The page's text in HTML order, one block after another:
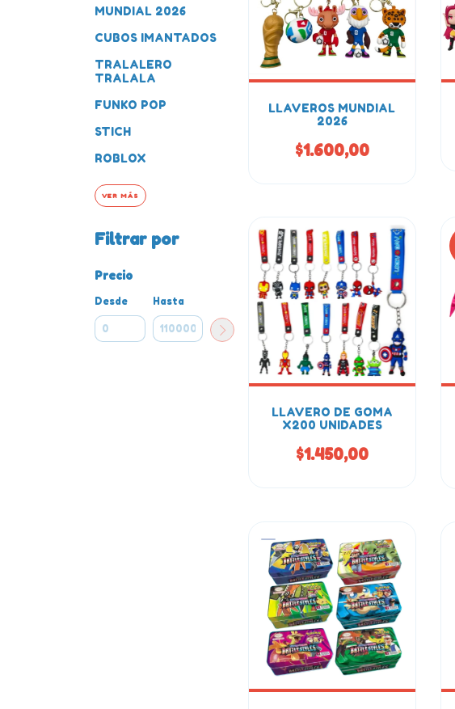
MUNDIAL 2026
CUBOS IMANTADOS
TRALALERO
TRALALA
FUNKO POP
STICH
ROBLOX
VER MÁS
Filtrar por
Precio
Desde Hasta
LLAVEROS MUNDIAL
2026
$1.600,00
LLAVERO DE GOMA
X200 UNIDADES
$1.450,00